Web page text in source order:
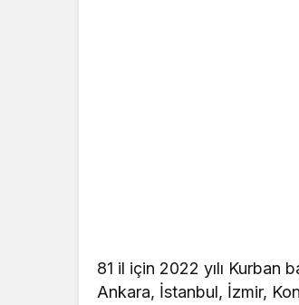
81 il için 2022 yılı Kurban
Ankara, İstanbul, İzmir,